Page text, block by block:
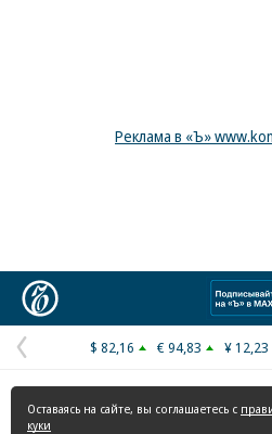
Реклама в «Ъ»
Предыдущая
страница
$ 82,16 € 94,83 ¥ 12,23
Оставаясь на сайте, вы соглашаетесь с
куки